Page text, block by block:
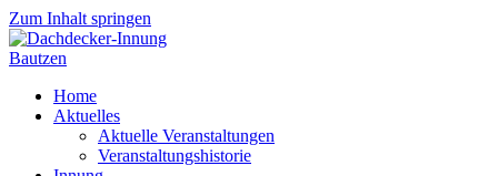
Zum Inhalt springen
Home
Aktuelles
Aktuelle Veranstaltungen
Veranstaltungshistorie